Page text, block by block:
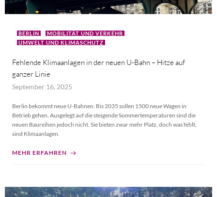
BERLIN
MOBILITÄT UND VERKEHR
UMWELT UND KLIMASCHUTZ
Fehlende Klimaanlagen in der neuen U-Bahn – Hitze auf
ganzer Linie
September 16, 2025
Berlin bekommt neue U-Bahnen. Bis 2035 sollen 1500 neue Wagen in
Betrieb gehen. Ausgelegt auf die steigende Sommertemperaturen sind die
neuen Baureihen jedoch nicht. Sie bieten zwar mehr Platz, doch was fehlt,
sind Klimaanlagen.
MEHR ERFAHREN